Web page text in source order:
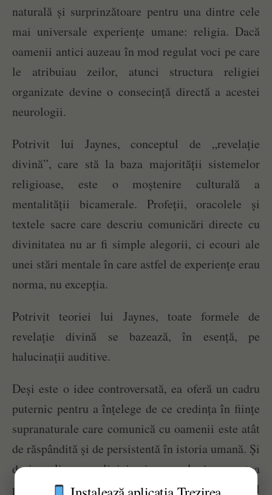
naturală și surprinzătoare pentru una dintre cele
mai universale experiențe umane: religia. Dacă
oamenii antici auzeau în mod regulat voci pe care
le atribuiau zeilor, atunci structura religiei
organizate devine o consecință directă a acestei
neurologii.
Potrivit lui Jaynes, conceptul de „revelație
divină”, care stă la baza majorității sistemelor
religioase, este o moștenire culturală a
mentalității bicamerale. Profeții, oracolele și
textele sacre care descriu comunicări directe cu
divinitatea nu ar fi simple alegorii, ci ecouri ale
unei stări mentale în care astfel de experiențe erau
norma, nu excepția.
Potrivit teoriei lui Jaynes, toate formele de
revelație divină se bazează, în esență, pe
halucinații auditive.
Deși este o idee controversată, ea oferă un cadru
puternic pentru a înțelege de ce credința în ființe
supranaturale care comunică cu oamenii este atât
de răspândită și de persistentă în istoria umană. Și
deși explicarea religiei prin neurologie ar putea
părea o speculație neverificabilă, nucleul